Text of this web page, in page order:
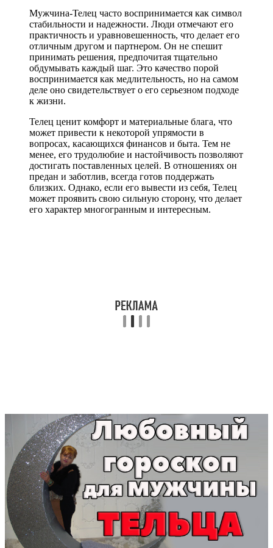
Мужчина-Телец часто воспринимается как символ
стабильности и надежности. Люди отмечают его
практичность и уравновешенность, что делает его
отличным другом и партнером. Он не спешит
принимать решения, предпочитая тщательно
обдумывать каждый шаг. Это качество порой
воспринимается как медлительность, но на самом
деле оно свидетельствует о его серьезном подходе
к жизни.
Телец ценит комфорт и материальные блага, что
может привести к некоторой упрямости в
вопросах, касающихся финансов и быта. Тем не
менее, его трудолюбие и настойчивость позволяют
достигать поставленных целей. В отношениях он
предан и заботлив, всегда готов поддержать
близких. Однако, если его вывести из себя, Телец
может проявить свою сильную сторону, что делает
его характер многогранным и интересным.